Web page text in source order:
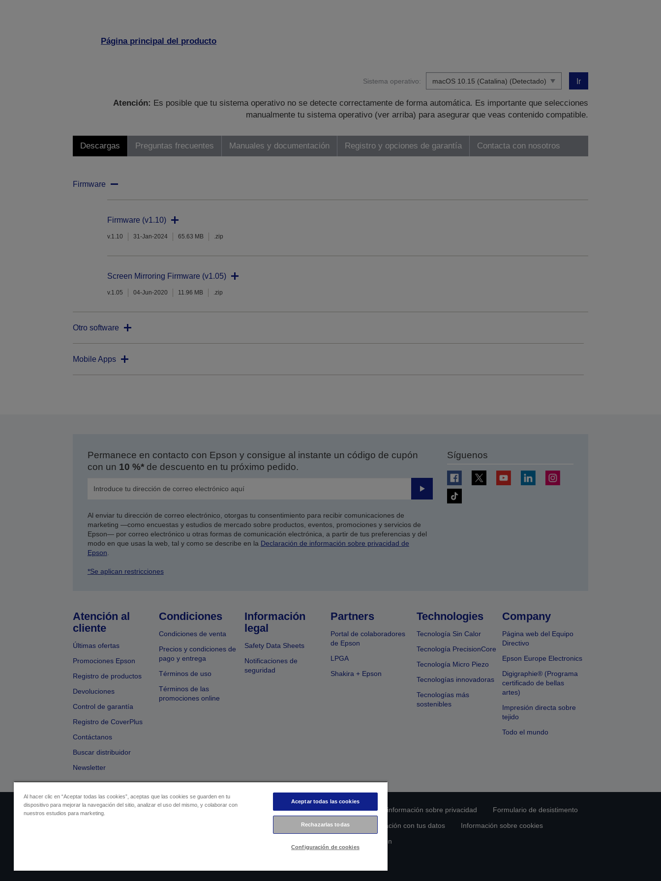
Página principal del producto
Sistema operativo: Ir
Atención: Es posible que tu sistema operativo no se detecte correctamente de forma automática. Es importante que selecciones
manualmente tu sistema operativo (ver arriba) para asegurar que veas contenido compatible.
Descargas Preguntas frecuentes Manuales y documentación Registro y opciones de garantía Contacta con nosotros
Firmware
Firmware (v1.10)
v.1.10 31-Jan-2024 65.63 MB .zip
Screen Mirroring Firmware (v1.05)
v.1.05 04-Jun-2020 11.96 MB .zip
Otro software
Mobile Apps
Permanece en contacto con Epson y consigue al instante un código de cupón
con un 10 %*de descuento en tu próximo pedido.
Enviar
Al enviar tu dirección de correo electrónico, otorgas tu consentimiento para recibir comunicaciones de
marketing —como encuestas y estudios de mercado sobre productos, eventos, promociones y servicios de
Epson— por correo electrónico u otras formas de comunicación electrónica, a partir de tus preferencias y del
modo en que usas la web, tal y como se describe en la Declaración de información sobre privacidad de
Epson.
*Se aplican restricciones
Síguenos
Atención al
cliente
Últimas ofertas
Promociones Epson
Registro de productos
Devoluciones
Control de garantía
Registro de CoverPlus
Contáctanos
Buscar distribuidor
Newsletter
Condiciones
Condiciones de venta
Precios y condiciones de
pago y entrega
Términos de uso
Términos de las
promociones online
Información
legal
Safety Data Sheets
Notificaciones de
seguridad
Partners
Portal de colaboradores
de Epson
LPGA
Shakira + Epson
Technologies
Tecnología Sin Calor
Tecnología PrecisionCore
Tecnología Micro Piezo
Tecnologías innovadoras
Tecnologías más
sostenibles
Company
Página web del Equipo
Directivo
Epson Europe Electronics
Digigraphie® (Programa
certificado de bellas
artes)
Impresión directa sobre
tejido
Todo el mundo
Identificación del vendedor Identificación de cumplimiento de los productos Declaración de información sobre privacidad
Formulario de desistimento
Ponte en contacto con nosotros en relación con tus datos
Información sobre cookies
Compromiso de accesibilidad de Epson
Al hacer clic en “Aceptar todas las cookies”, aceptas que las cookies se guarden en tu
dispositivo para mejorar la navegación del sitio, analizar el uso del mismo, y colaborar con
nuestros estudios para marketing.
Aceptar todas las cookies
Rechazarlas todas
Configuración de cookies